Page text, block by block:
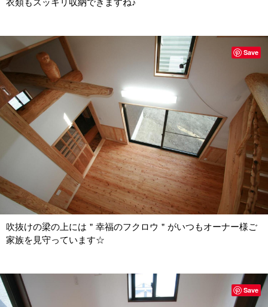
衣類もスッキリ収納できますね♪
吹抜けの梁の上には＂幸福のフクロウ＂がいつもオーナー様ご
家族を見守っています☆
Save
Save